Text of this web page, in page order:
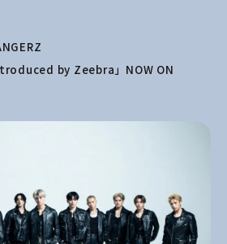
by Zeebra」NOW ON